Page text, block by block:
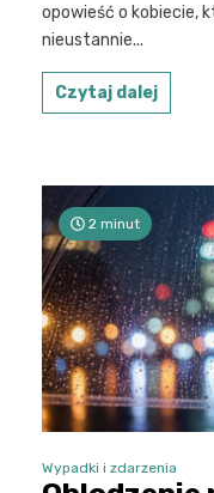
opowieść o kobiecie,
nieustannie...
Czytaj dalej
2 minut
Wypadki i zdarzenia